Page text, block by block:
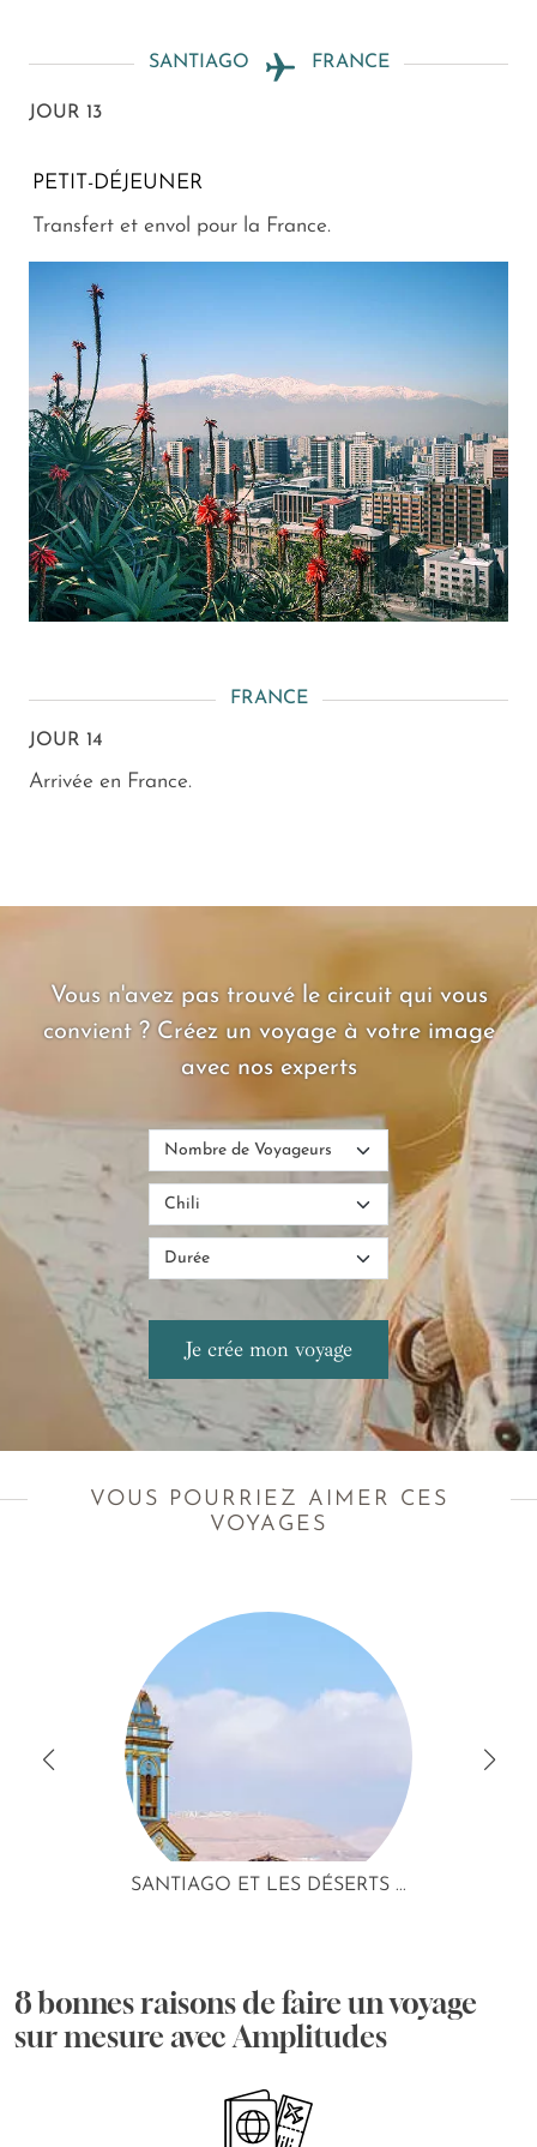
SANTIAGO FRANCE
JOUR 13
PETIT-DÉJEUNER
Transfert et envol pour la France.
FRANCE
JOUR 14
Arrivée en France.
Vous n'avez pas trouvé le circuit qui vous
convient ? Créez un voyage à votre image
avec nos experts
VOUS POURRIEZ AIMER CES
VOYAGES
SANTIAGO ET LES DÉSERTS ...
8 bonnes raisons de faire un voyage
sur mesure avec Amplitudes